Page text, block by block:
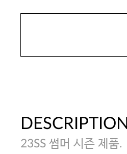
DESCRIPTION
23SS 썸머 시즌 제품.